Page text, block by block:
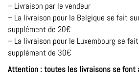
– Livraison par le vendeur
– La livraison pour la Belgique se fait
supplément de 20€
– La livraison pour le Luxembourg se
supplément de 30€
Attention : toutes les livraisons se font